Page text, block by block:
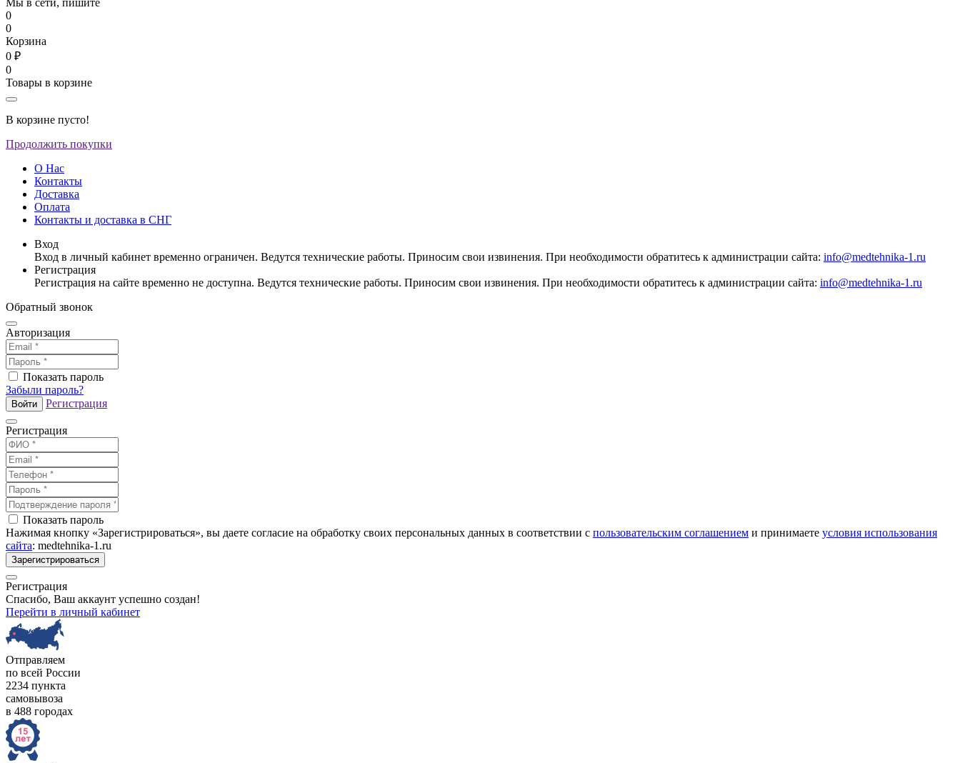
Мы в сети, пишите
0
0
Корзина
0 ₽
0
Товары в корзине
В корзине пусто!
Продолжить покупки
О Нас
Контакты
Доставка
Оплата
Контакты и доставка в СНГ
Вход
Вход в личный кабинет временно ограничен. Ведутся технические работы. Приносим свои извинения. При необходимости обратитесь к администрации сайта: info@medtehnika-1.ru
Регистрация
Регистрация на сайте временно не доступна. Ведутся технические работы. Приносим свои извинения. При необходимости обратитесь к администрации сайта: info@medtehnika-1.ru
Обратный звонок
Авторизация
Показать пароль
Забыли пароль?
Войти Регистрация
Регистрация
Показать пароль
Нажимая кнопку «Зарегистрироваться», вы даете согласие на обработку своих персональных данных в соответствии с пользовательским соглашением и принимаете условия использования
сайта: medtehnika-1.ru
Зарегистрироваться
Регистрация
Спасибо, Ваш аккаунт успешно создан!
Перейти в личный кабинет
Отправляем
по всей России
2234 пункта
самовывоза
в 488 городах